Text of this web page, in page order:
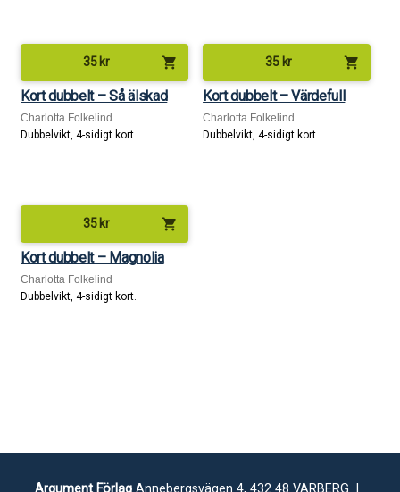
35 kr shopping_cart
Kort dubbelt – Så älskad
Charlotta Folkelind
Dubbelvikt, 4-sidigt kort.
35 kr shopping_cart
Kort dubbelt – Värdefull
Charlotta Folkelind
Dubbelvikt, 4-sidigt kort.
35 kr shopping_cart
Kort dubbelt – Magnolia
Charlotta Folkelind
Dubbelvikt, 4-sidigt kort.
Argument FörlagAnnebergsvägen 4, 432 48 VARBERG |